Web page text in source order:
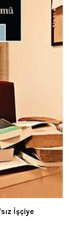
İşçiye